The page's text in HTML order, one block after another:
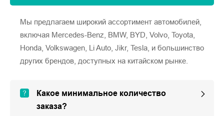
Мы предлагаем широкий ассортимент автомобилей,
включая Mercedes-Benz, BMW, BYD, Volvo, Toyota,
Honda, Volkswagen, Li Auto, Jikr, Tesla, и большинство
других брендов, доступных на китайском рынке.
Какое минимальное количество
заказа?